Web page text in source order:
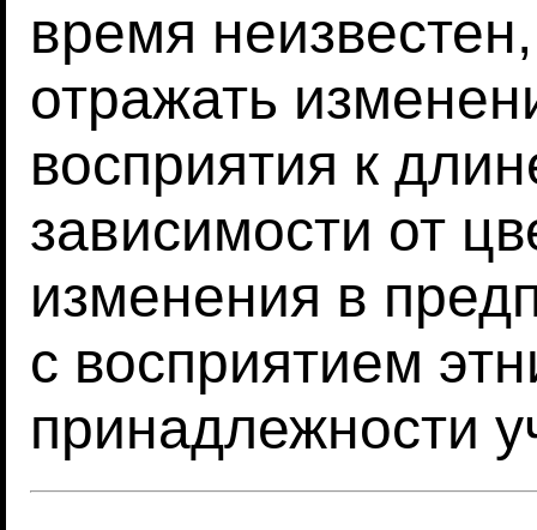
время
отражать
восприятия к
зависимости от
изменения в
с восприятием
принадлежности